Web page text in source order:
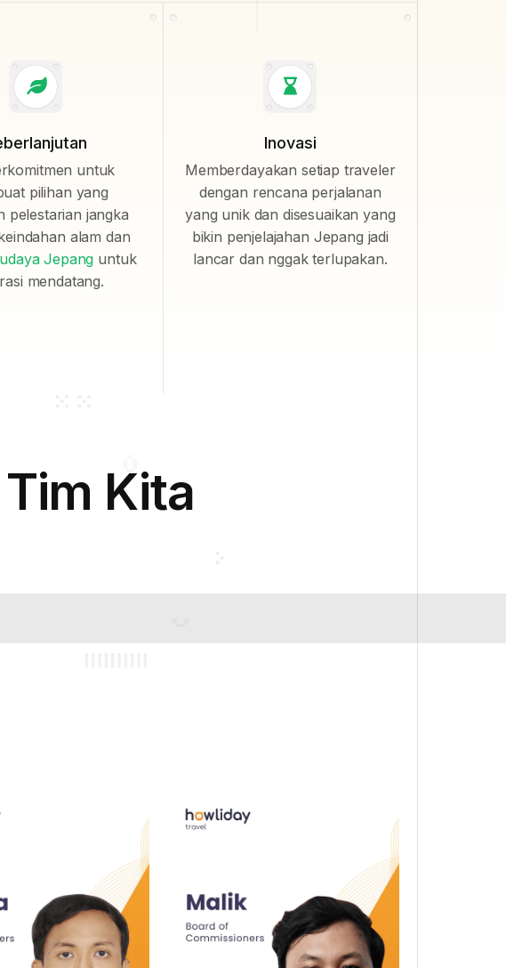
untuk
pilihan yang
pelestarian jangka
alam dan
Jepang untuk
mendatang.
Inovasi
Memberdayakan setiap traveler
dengan rencana perjalanan
yang unik dan disesuaikan yang
bikin penjelajahan Jepang jadi
lancar dan nggak terlupakan.
Kita